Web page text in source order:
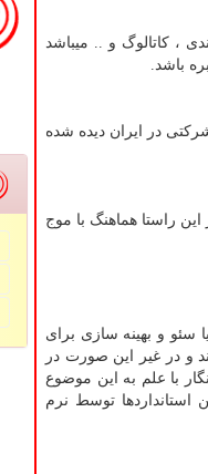
، کاتالوگ و .. میباشد
باشد.
در ایران دیده شده
راستا هماهنگ با موج
سئو و بهینه سازی برای
و در غیر این صورت در
با علم به این موضوع
استانداردها توسط نرم